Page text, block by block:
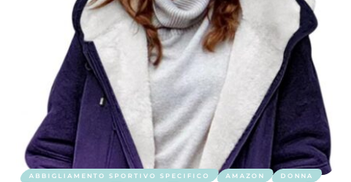
ABBIGLIAMENTO SPORTIVO SPECIFICO AMAZON
DONNA